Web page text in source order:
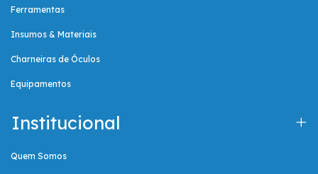
Ferramentas
Insumos & Materiais
Charneiras de Óculos
Equipamentos
Institucional
Quem Somos